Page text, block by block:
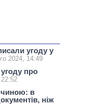
угоду у
2024, 14:49
про
в
ніж